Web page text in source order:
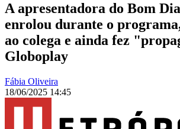
A apresentadora do Bom
enrolou durante o
ao colega e ainda fez
Globoplay
Fábia Oliveira
18/06/2025 14:45